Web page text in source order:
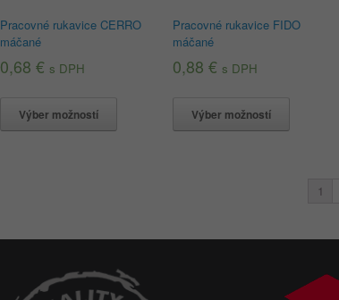
Pracovné rukavice CERRO
máčané
0,68€ s DPH
Výber možností
Pracovné rukavice FIDO
máčané
0,88 € s DPH
Výber možností
1